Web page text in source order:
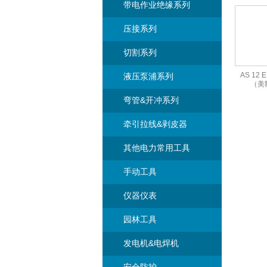
带电作业绝缘系列
压接系列
切割系列
液压泵浦系列
弯管&开冲系列
牵引拉线&剥皮器
其他电力常用工具
手动工具
仪器仪表
园林工具
发电机&电焊机
AS 12
（